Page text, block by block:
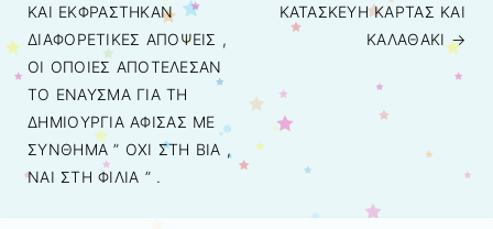
ΚΑΙ ΕΚΦΡΑΣΤΗΚΑΝ
ΔΙΑΦΟΡΕΤΙΚΕΣ ΑΠΟΨΕΙΣ ,
ΟΙ ΟΠΟΙΕΣ ΑΠΟΤΕΛΕΣΑΝ
ΤΟ ΕΝΑΥΣΜΑ ΓΙΑ ΤΗ
ΔΗΜΙΟΥΡΓΙΑ ΑΦΙΣΑΣ ΜΕ
ΣΥΝΘΗΜΑ ” ΟΧΙ ΣΤΗ ΒΙΑ ,
ΝΑΙ ΣΤΗ ΦΙΛΙΑ ” .
ΚΑΤΑΣΚΕΥΗ ΚΑΡΤΑΣ ΚΑΙ
ΚΑΛΑΘΑΚΙ →